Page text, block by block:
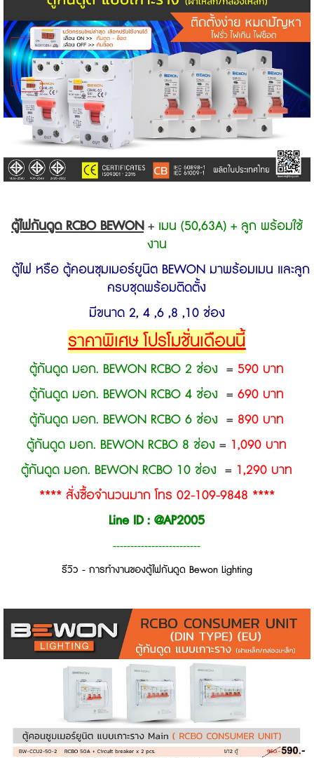
ตู้ไฟกันดูด RCBO BEWON+ เมน (50,63A) + ลูก พร้อมใช้
งาน
ตู้ไฟ หรือ ตู้คอนซุมเมอร์ยูนิต BEWON มาพร้อมเมน และลูก
ครบชุดพร้อมติดตั้ง
มีขนาด 2, 4 ,6 ,8 ,10 ช่อง
ราคาพิเศษ โปรโมชั่นเดือนนี้
ตู้กันดูด มอก. BEWON RCBO 2 ช่อง = 590 บาท
ตู้กันดูด มอก. BEWON RCBO 4 ช่อง =690 บาท
ตู้กันดูด มอก. BEWON RCBO 6 ช่อง = 890 บาท
ตู้กันดูด มอก. BEWON RCBO 8 ช่อง = 1,090 บาท
ตู้กันดูด มอก. BEWON RCBO 10 ช่อง = 1,290 บาท
**** สั่งซื้อจำนวนมาก โทร 02-109-9848 ****
Line ID : @AP2005
-------------------------
รีวิว - การทำงานของตู้ไฟกันดูด Bewon Lighting